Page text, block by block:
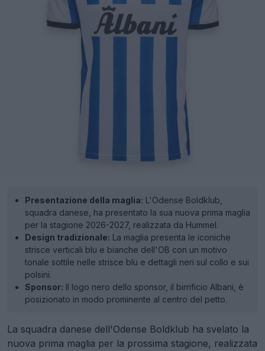
Presentazione della maglia: L'Odense Boldklub,
squadra danese, ha presentato la sua nuova prima maglia
per la stagione 2026-2027, realizzata da Hummel.
Design tradizionale: La maglia presenta le iconiche
strisce verticali blu e bianche dell'OB con un motivo
tonale sottile nelle strisce blu e dettagli neri sul collo e sui
polsini.
Sponsor: Il logo nero dello sponsor, il birrificio Albani, è
posizionato in modo prominente al centro del petto.
La squadra danese dell'Odense Boldklub ha svelato la
nuova prima maglia per la prossima stagione, realizzata